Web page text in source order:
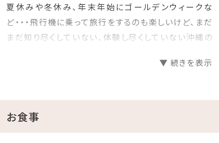
夏休みや冬休み、年末年始にゴールデンウィークな
ど・・・飛行機に乗って旅行をするのも楽しいけど、まだ
まだ知り尽くしていない、体験し尽くしていない沖縄の
そんな時には、早めに計画を立てて予約をするのがお
先の人気日程をお得にゲットしちゃいましょう☆彡
▼ 続きを表示
お食事